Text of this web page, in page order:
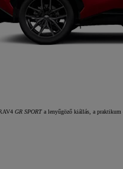
GR SPORT a lenyűgöző kiállás, a praktikum